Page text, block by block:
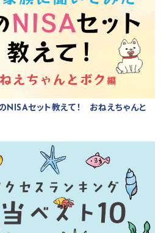
セット教えて！ おねえちゃんと